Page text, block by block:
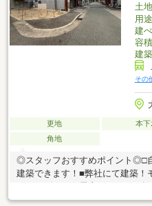
土
用
建
容
建
その
更地 本下
角地
◎スタッフおすすめポイント◎□
建築できます！■弊社にて建築！
きなリビングや屋上とテラスも
やスーパーも徒歩１０分圏内！■